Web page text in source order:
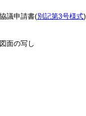
議申請書(別記第3号様式)
面の写し